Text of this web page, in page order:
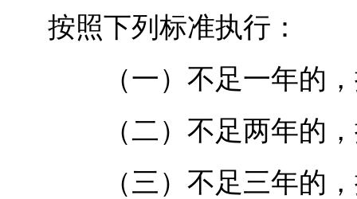
按照下列标准执行：
（一）不足一年的，
（二）不足两年的，
（三）不足三年的，